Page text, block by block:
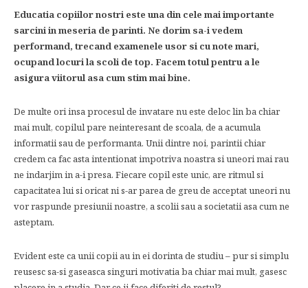
Educatia copiilor nostri este una din cele mai importante
sarcini in meseria de parinti. Ne dorim sa-i vedem
performand, trecand examenele usor si cu note mari,
ocupand locuri la scoli de top. Facem totul pentru a le
asigura viitorul asa cum stim mai bine.
De multe ori insa procesul de invatare nu este deloc lin ba chiar
mai mult, copilul pare neinteresant de scoala, de a acumula
informatii sau de performanta. Unii dintre noi, parintii chiar
credem ca fac asta intentionat impotriva noastra si uneori mai rau
ne indarjim in a-i presa. Fiecare copil este unic, are ritmul si
capacitatea lui si oricat ni s-ar parea de greu de acceptat uneori nu
vor raspunde presiunii noastre, a scolii sau a societatii asa cum ne
asteptam.
Evident este ca unii copii au in ei dorinta de studiu – pur si simplu
reusesc sa-si gaseasca singuri motivatia ba chiar mai mult, gasesc